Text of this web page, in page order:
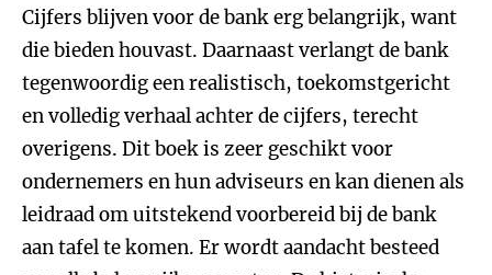
Cijfers blijven voor de bank erg belangrijk, want
die bieden houvast. Daarnaast verlangt de bank
tegenwoordig een realistisch, toekomstgericht
en volledig verhaal achter de cijfers, terecht
overigens. Dit boek is zeer geschikt voor
ondernemers en hun adviseurs en kan dienen als
leidraad om uitstekend voorbereid bij de bank
aan tafel te komen. Er wordt aandacht besteed